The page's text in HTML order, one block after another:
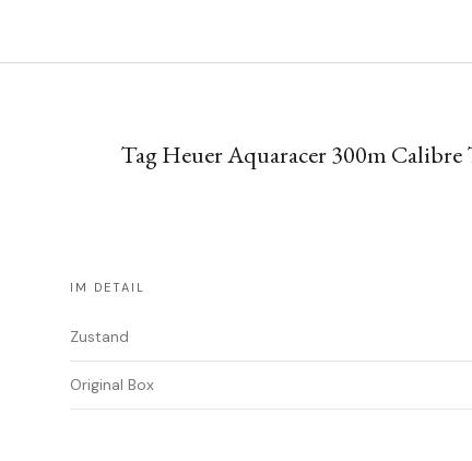
Tag Heuer Aquaracer 300m
IM DETAIL
Zustand
Original Box